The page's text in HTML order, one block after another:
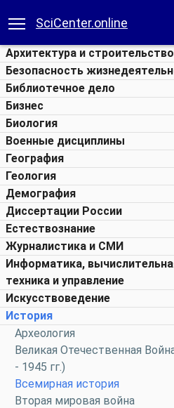
SciCenter.online
Архитектура и строительство
Безопасность
Библиотечное дело
Бизнес
Биология
Военные дисциплины
География
Геология
Демография
Диссертации России
Естествознание
Журналистика и СМИ
Информатика,
техника и управление
Искусствоведение
История
Археология
Великая Отечественная
- 1945 гг.)
Всемирная история
Вторая мировая война